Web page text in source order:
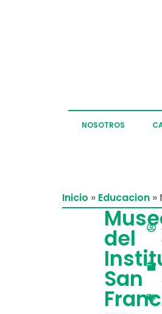
NOSOTROS
Inicio » Educacion »
del
San